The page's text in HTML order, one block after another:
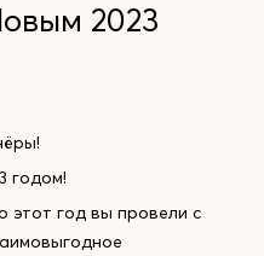
2023
годом!
этот год вы провели с